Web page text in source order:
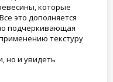
которые
это дополняется
подчеркивающая
текстуру
но и увидеть